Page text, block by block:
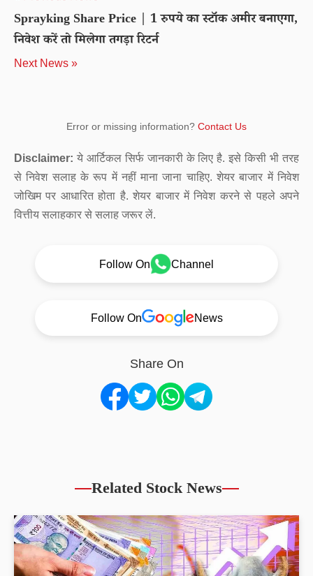
Sprayking Share Price | 1 रुपये का स्टॉक अमीर बनाएगा,
निवेश करें तो मिलेगा तगड़ा रिटर्न
Next News »
Error or missing information? Contact Us
Disclaimer: ये आर्टिकल सिर्फ जानकारी के लिए है. इसे किसी भी तरह
से निवेश सलाह के रूप में नहीं माना जाना चाहिए. शेयर बाजार में निवेश
जोखिम पर आधारित होता है. शेयर बाजार में निवेश करने से पहले अपने
वित्तीय सलाहकार से सलाह जरूर लें.
Follow On Channel
Follow On News
Share On
Related Stock News